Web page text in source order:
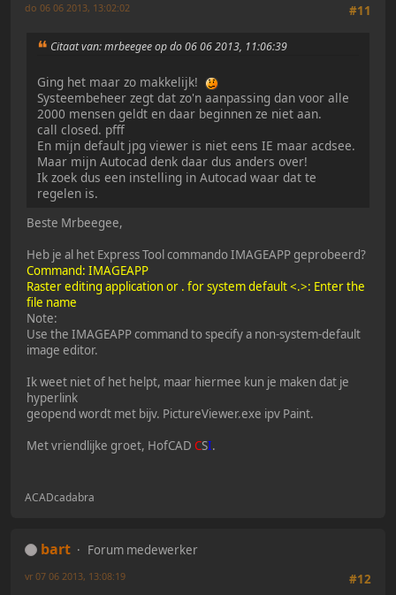
#11
do 06 06 2013, 13:02:02
Citaat van: mrbeegee op do 06 06 2013, 11:06:39
Ging het maar zo makkelijk!
Systeembeheer zegt dat zo'n aanpassing dan voor alle
2000 mensen geldt en daar beginnen ze niet aan.
call closed. pfff
En mijn default jpg viewer is niet eens IE maar acdsee.
Maar mijn Autocad denk daar dus anders over!
Ik zoek dus een instelling in Autocad waar dat te
regelen is.
Beste Mrbeegee,
Heb je al het Express Tool commando IMAGEAPP geprobeerd?
Command: IMAGEAPP
Raster editing application or . for system default <.>: Enter the
file name
Note:
Use the IMAGEAPP command to specify a non-system-default
image editor.
Ik weet niet of het helpt, maar hiermee kun je maken dat je
hyperlink
geopend wordt met bijv. PictureViewer.exe ipv Paint.
Met vriendlijke groet, HofCAD CSI.
ACADcadabra
bart
Forum medewerker
#12
vr 07 06 2013, 13:08:19